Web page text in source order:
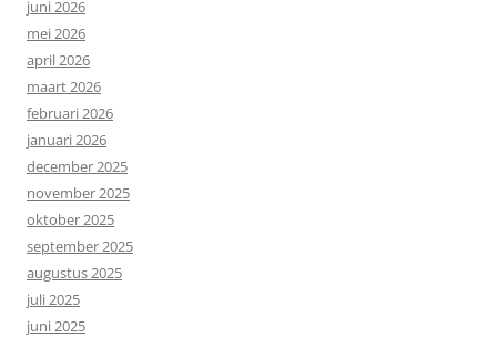
juni 2026
mei 2026
april 2026
maart 2026
februari 2026
januari 2026
december 2025
november 2025
oktober 2025
september 2025
augustus 2025
juli 2025
juni 2025